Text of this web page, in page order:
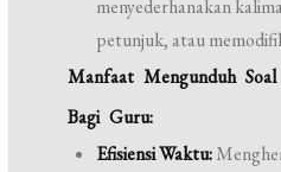
menyederhanakan
petunjuk, atau
Manfaat Mengunduh
Bagi Guru:
Efisiensi Waktu: